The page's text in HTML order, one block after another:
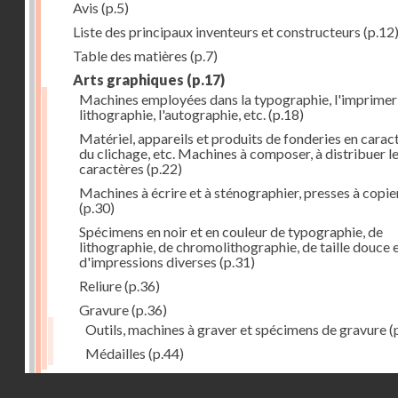
Avis (p.5)
Liste des principaux inventeurs et constructeurs (p.12)
Table des matières (p.7)
Arts graphiques (p.17)
Machines employées dans la typographie,
lithographie, l'autographie, etc. (p.18)
Matériel, appareils et produits de fonderies en
du clichage, etc. Machines à composer, à distribuer
caractères (p.22)
Machines à écrire et à sténographier, presses à
(p.30)
Spécimens en noir et en couleur de typographie, de
lithographie, de chromolithographie, de taille douce
d'impressions diverses (p.31)
Reliure(p.36)
Gravure(p.36)
Outils, machines à graver et spécimens de gravure
Médailles (p.44)